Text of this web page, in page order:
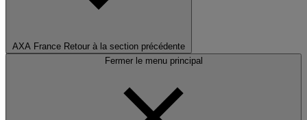
AXA France Retour à la section précédente
Fermer le menu principal